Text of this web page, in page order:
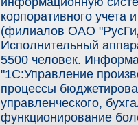
корпоративного учета
(филиалов ОАО
Исполнительный
5500 человек.
"1С:Управление
процессы
управленческого,
функционирование